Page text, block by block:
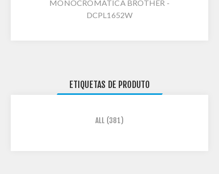
MONOCROMATICA BROTHER -
DCPL1652W
ETIQUETAS DE PRODUTO
ALL (381)